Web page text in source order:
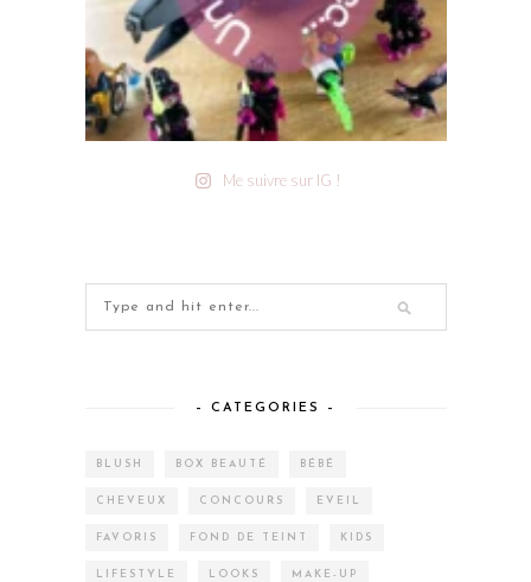
Me suivre sur IG !
– CATEGORIES –
BLUSH BOX BEAUTÉ BÉBÉ
CHEVEUX CONCOURS EVEIL
FAVORIS FOND DE TEINT KIDS
LIFESTYLE LOOKS MAKE-UP